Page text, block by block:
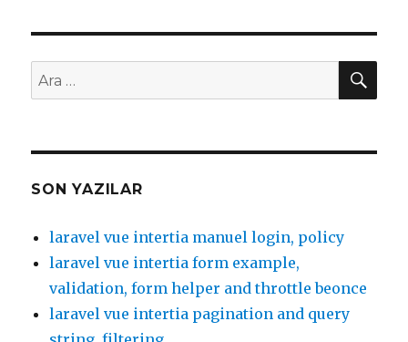
Ara: ARA
SON YAZILAR
laravel vue intertia manuel login, policy
laravel vue intertia form example,
validation, form helper and throttle beonce
laravel vue intertia pagination and query